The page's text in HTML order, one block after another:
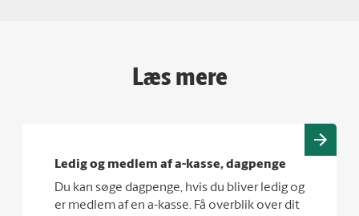
Læs mere
Ledig og medlem af a-kasse, dagpenge
Du kan søge dagpenge, hvis du bliver ledig og
er medlem af en a-kasse. Få overblik over dit